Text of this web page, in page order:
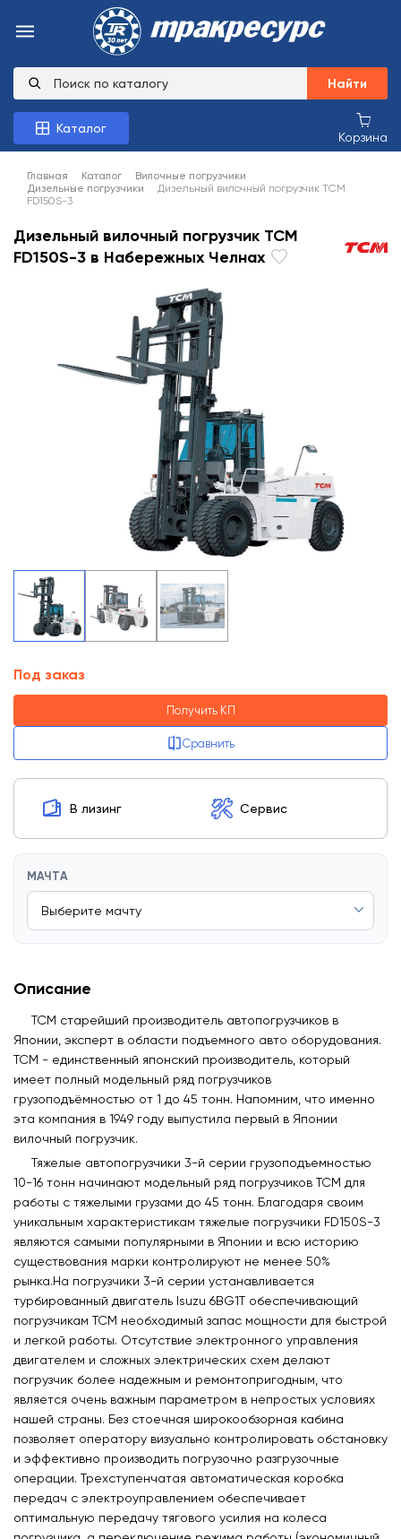
Найти
Каталог
Корзина
Главная Каталог
Вилочные погрузчики
Дизельные погрузчики
Дизельный вилочный погрузчик TCM
FD150S-3
Дизельный вилочный погрузчик TCM
FD150S-3 в Набережных Челнах
Под заказ
Получить КП
Сравнить
В лизинг Сервис
МАЧТА
Описание
TCM старейший производитель автопогрузчиков в
Японии, эксперт в области подъемного авто оборудования.
TCM - единственный японский производитель, который
имеет полный модельный ряд погрузчиков
грузоподъёмностью от 1 до 45 тонн. Напомним, что именно
эта компания в 1949 году выпустила первый в Японии
вилочный погрузчик.
Тяжелые автопогрузчики 3-й серии грузоподъемностью
10-16 тонн начинают модельный ряд погрузчиков ТСМ для
работы с тяжелыми грузами до 45 тонн. Благодаря своим
уникальным характеристикам тяжелые погрузчики FD150S-3
являются самыми популярными в Японии и всю историю
существования марки контролируют не менее 50%
рынка.На погрузчики 3-й серии устанавливается
турбированный двигатель Isuzu 6BG1T обеспечивающий
погрузчикам ТСМ необходимый запас мощности для быстрой
и легкой работы. Отсутствие электронного управления
двигателем и сложных электрических схем делают
погрузчик более надежным и ремонтопригодным, что
является очень важным параметром в непростых условиях
нашей страны. Без стоечная широкообзорная кабина
позволяет оператору визуально контролировать обстановку
и эффективно производить погрузочно разгрузочные
операции. Трехступенчатая автоматическая коробка
передач с электроуправлением обеспечивает
оптимальную передачу тягового усилия на колеса